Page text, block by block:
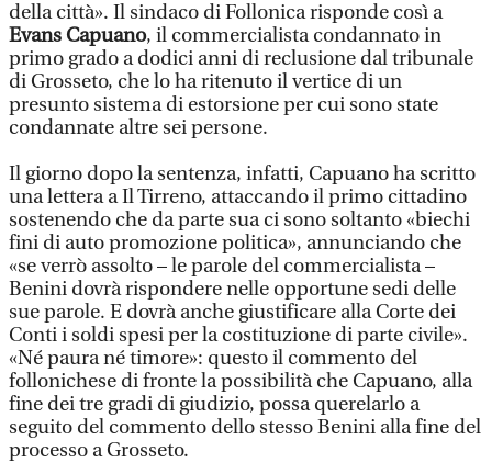
della città». Il sindaco di Follonica risponde così a
Evans Capuano, il commercialista condannato in
primo grado a dodici anni di reclusione dal tribunale
di Grosseto, che lo ha ritenuto il vertice di un
presunto sistema di estorsione per cui sono state
condannate altre sei persone.
Il giorno dopo la sentenza, infatti, Capuano ha scritto
una lettera a Il Tirreno, attaccando il primo cittadino
sostenendo che da parte sua ci sono soltanto «biechi
fini di auto promozione politica», annunciando che
«se verrò assolto – le parole del commercialista –
Benini dovrà rispondere nelle opportune sedi delle
sue parole. E dovrà anche giustificare alla Corte dei
Conti i soldi spesi per la costituzione di parte civile».
«Né paura né timore»: questo il commento del
follonichese di fronte la possibilità che Capuano, alla
fine dei tre gradi di giudizio, possa querelarlo a
seguito del commento dello stesso Benini alla fine del
processo a Grosseto.